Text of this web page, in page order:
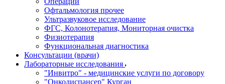
Офтальмология прочее
Ультразвуковое исследование
ФГС, Колонотерапия, Мониторная очистка
Физиотерапия
Функциональная диагностика
Консультации (врачи)
Лабораторные исследования
"Инвитро" - медицинские услуги по договору
"Онкодиспансер" Курган